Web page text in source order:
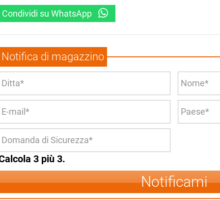
Condividi su WhatsApp
Notifica di magazzino
3 più 3.
Notificami